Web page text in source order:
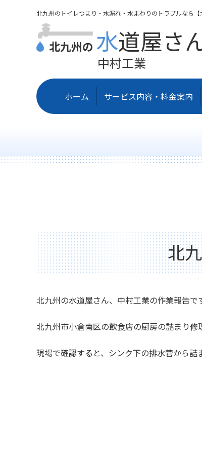
北九州のトイレつまり・水漏れ・水まわりのトラブルなら
北九州の 水道屋さ
中村工業
ホーム サービス内容・料金案内
北
北九州の水道屋さん、中村工業の作業報告で
北九州市小倉南区の飲食店の厨房の詰まり修
現場で確認すると、シンク下の排水菅から詰